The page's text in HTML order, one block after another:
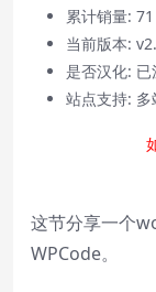
Seek to live,
累计销量: 71
当前版本:
是否汉化: 已
站点支持: 多
这节分享一个
WPCode。